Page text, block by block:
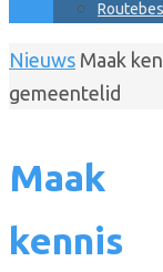
Home
Nieuws Maak
gemeentelid
Maak
kennis